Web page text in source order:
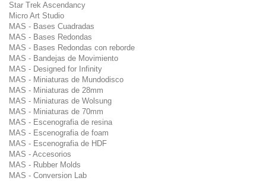
Star Trek Ascendancy
Micro Art Studio
MAS - Bases Cuadradas
MAS - Bases Redondas
MAS - Bases Redondas con reborde
MAS - Bandejas de Movimiento
MAS - Designed for Infinity
MAS - Miniaturas de Mundodisco
MAS - Miniaturas de 28mm
MAS - Miniaturas de Wolsung
MAS - Miniaturas de 70mm
MAS - Escenografia de resina
MAS - Escenografia de foam
MAS - Escenografia de HDF
MAS - Accesorios
MAS - Rubber Molds
MAS - Conversion Lab